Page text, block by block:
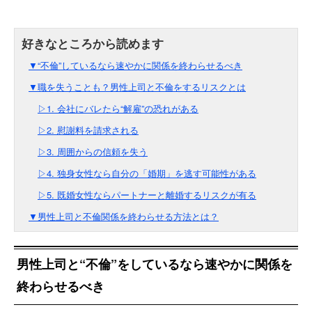
▼“不倫”しているなら速やかに関係を終わらせるべき
▼職を失うことも？男性上司と不倫をするリスクとは
▷1. 会社にバレたら“解雇”の恐れがある
▷2. 慰謝料を請求される
▷3. 周囲からの信頼を失う
▷4. 独身女性なら自分の「婚期」を逃す可能性がある
▷5. 既婚女性ならパートナーと離婚するリスクが有る
▼男性上司と不倫関係を終わらせる方法とは？
男性上司と“不倫”をしているなら速やかに関係を
終わらせるべき